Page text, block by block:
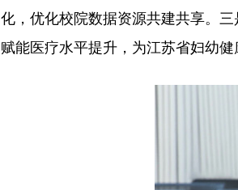
化，优化校院数据资源共建共享。
赋能医疗水平提升，为江苏省妇幼